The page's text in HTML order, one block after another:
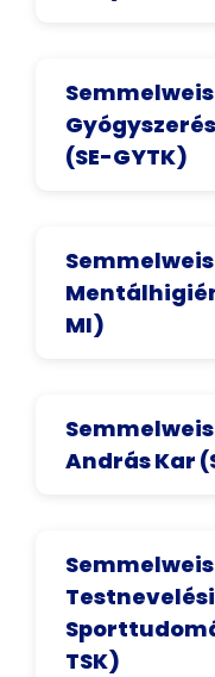
(SE-GYTK)
MI)
András Kar
TSK)